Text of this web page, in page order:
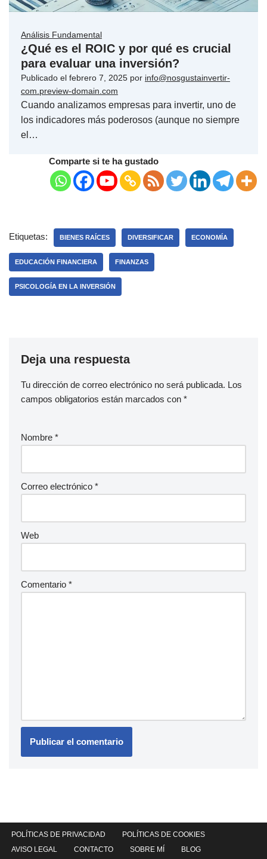
Análisis Fundamental
¿Qué es el ROIC y por qué es crucial
para evaluar una inversión?
Publicado el febrero 7, 2025 por info@nosgustainvertir-
com.preview-domain.com
Cuando analizamos empresas para invertir, uno de
los indicadores más poderosos (aunque no siempre
el…
Comparte si te ha gustado
Etiquetas: BIENES RAÍCES DIVERSIFICAR ECONOMÍA
EDUCACIÓN FINANCIERA FINANZAS
PSICOLOGÍA EN LA INVERSIÓN
Deja una respuesta
Tu dirección de correo electrónico no será publicada. Los
campos obligatorios están marcados con *
Nombre *
Correo electrónico *
Web
Comentario *
POLÍTICAS DE PRIVACIDAD
POLÍTICAS DE COOKIES
AVISO LEGAL
CONTACTO SOBRE MÍ BLOG